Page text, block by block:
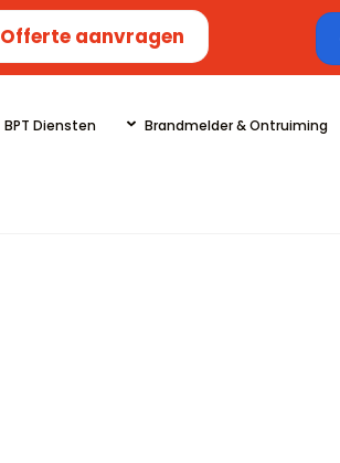
Offerte aanvragen
BPT Diensten Brandmelder & Ontruiming